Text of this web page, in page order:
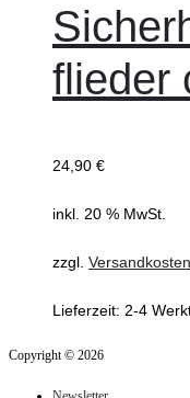
flieder
24,90 €
inkl. 20 % MwSt.
zzgl. Versandkosten
Lieferzeit: 2-4
Copyright © 2026